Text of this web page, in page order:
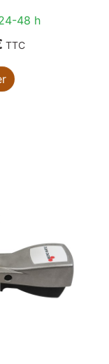
48 h
TTC